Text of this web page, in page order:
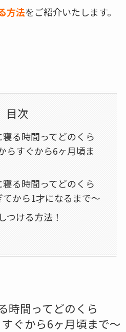
方法をご紹介いたします。
目次
る時間ってどのくら
らすぐから6ヶ月頃ま
る時間ってどのくら
から1才になるまで〜
つける方法！
時間ってどのくら
ぐから6ヶ月頃まで〜